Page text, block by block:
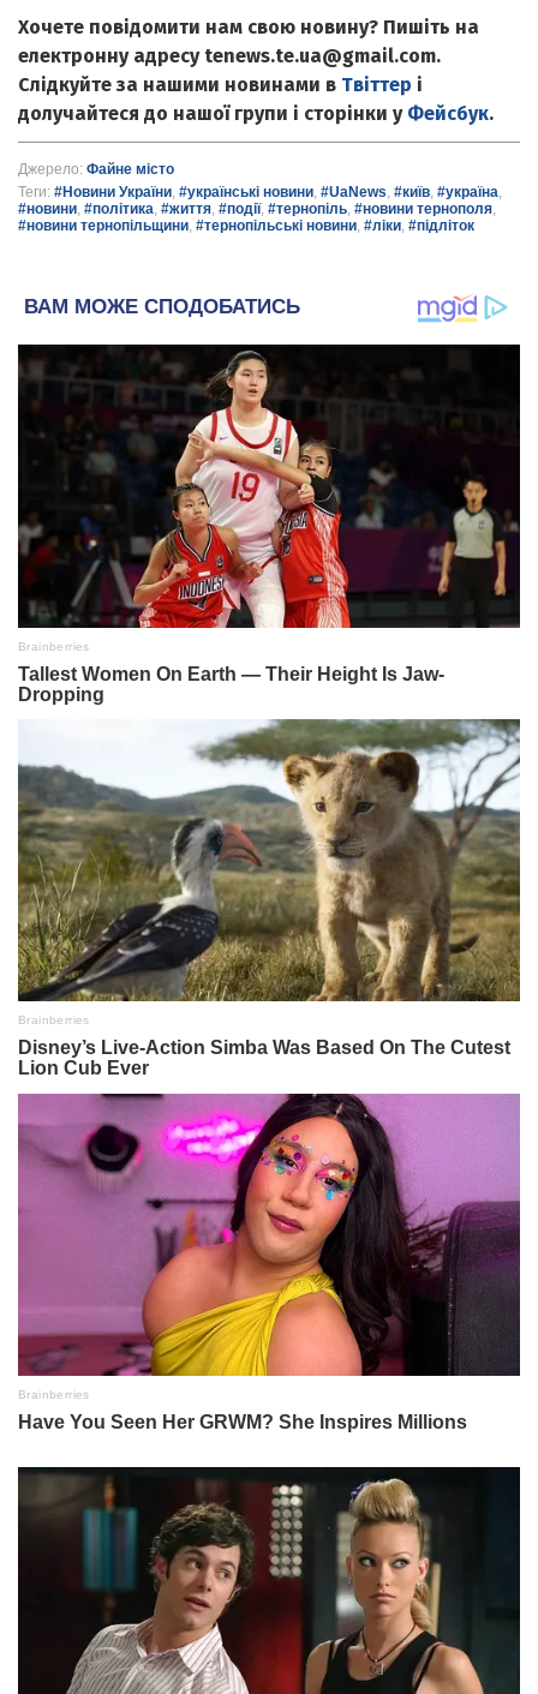
Хочете повідомити нам свою новину? Пишіть на
електронну адресу tenews.te.ua@gmail.com.
Слідкуйте за нашими новинами в Твіттер і
долучайтеся до нашої групи і сторінки у Фейсбук.
Джерело: Файне місто
Теги: #Новини України, #українські новини, #UaNews, #київ, #україна,
#новини, #політика, #життя, #події, #тернопіль, #новини тернополя,
#новини тернопільщини, #тернопільські новини, #ліки, #підліток